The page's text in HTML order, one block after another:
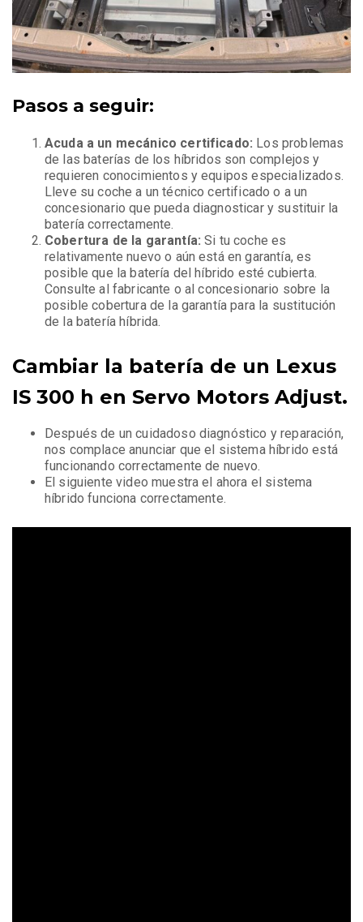
Pasos a seguir:
Acuda a un mecánico certificado: Los problemas
de las baterías de los híbridos son complejos y
requieren conocimientos y equipos especializados.
Lleve su coche a un técnico certificado o a un
concesionario que pueda diagnosticar y sustituir la
batería correctamente.
Cobertura de la garantía: Si tu coche es
relativamente nuevo o aún está en garantía, es
posible que la batería del híbrido esté cubierta.
Consulte al fabricante o al concesionario sobre la
posible cobertura de la garantía para la sustitución
de la batería híbrida.
Cambiar la batería de un Lexus
IS 300 h en Servo Motors Adjust.
Después de un cuidadoso diagnóstico y reparación,
nos complace anunciar que el sistema híbrido está
funcionando correctamente de nuevo.
El siguiente video muestra el ahora el sistema
híbrido funciona correctamente.